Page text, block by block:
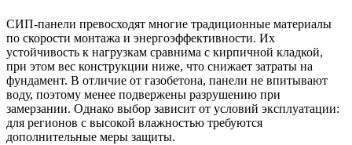
СИП-панели превосходят многие традиционные материалы
по скорости монтажа и энергоэффективности. Их
устойчивость к нагрузкам сравнима с кирпичной кладкой,
при этом вес конструкции ниже, что снижает затраты на
фундамент. В отличие от газобетона, панели не впитывают
воду, поэтому менее подвержены разрушению при
замерзании. Однако выбор зависит от условий эксплуатации:
для регионов с высокой влажностью требуются
дополнительные меры защиты.